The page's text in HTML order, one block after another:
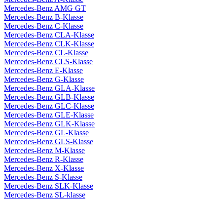
Mercedes-Benz AMG GT
Mercedes-Benz B-Klasse
Mercedes-Benz C-Klasse
Mercedes-Benz CLA-Klasse
Mercedes-Benz CLK-Klasse
Mercedes-Benz CL-Klasse
Mercedes-Benz CLS-Klasse
Mercedes-Benz E-Klasse
Mercedes-Benz G-Klasse
Mercedes-Benz GLA-Klasse
Mercedes-Benz GLB-Klasse
Mercedes-Benz GLC-Klasse
Mercedes-Benz GLE-Klasse
Mercedes-Benz GLK-Klasse
Mercedes-Benz GL-Klasse
Mercedes-Benz GLS-Klasse
Mercedes-Benz M-Klasse
Mercedes-Benz R-Klasse
Mercedes-Benz X-Klasse
Mercedes-Benz S-Klasse
Mercedes-Benz SLK-Klasse
Mercedes-Benz SL-klasse